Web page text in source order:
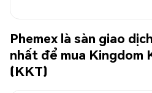
Phemex là sàn giao
nhất để mua Kingdom
(KKT)